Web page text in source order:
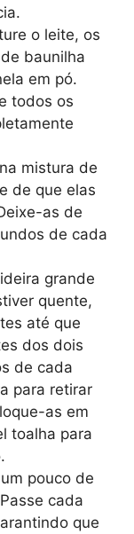
o leite, os
baunilha
em pó.
todos os
mistura de
de que elas
as de
de cada
grande
quente,
até que
dos dois
de cada
para retirar
as em
toalha para
pouco de
cada
que